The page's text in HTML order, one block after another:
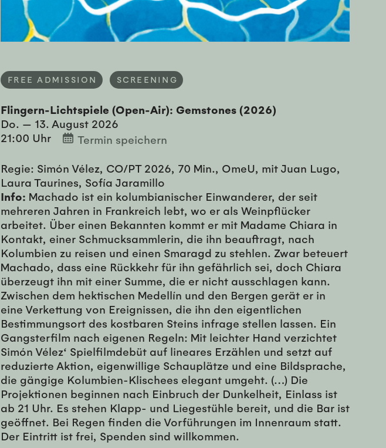
FREE ADMISSION SCREENING
Flingern-Lichtspiele (Open-Air): Gemstones (2026)
Do. — 13. August 2026
21:00 Uhr
Termin speichern
Regie: Simón Vélez, CO/PT 2026, 70 Min., OmeU, mit Juan Lugo,
Laura Taurines, Sofía Jaramillo
Info: Machado ist ein kolumbianischer Einwanderer, der seit
mehreren Jahren in Frankreich lebt, wo er als Weinpflücker
arbeitet. Über einen Bekannten kommt er mit Madame Chiara in
Kontakt, einer Schmucksammlerin, die ihn beauftragt, nach
Kolumbien zu reisen und einen Smaragd zu stehlen. Zwar beteuert
Machado, dass eine Rückkehr für ihn gefährlich sei, doch Chiara
überzeugt ihn mit einer Summe, die er nicht ausschlagen kann.
Zwischen dem hektischen Medellín und den Bergen gerät er in
eine Verkettung von Ereignissen, die ihn den eigentlichen
Bestimmungsort des kostbaren Steins infrage stellen lassen. Ein
Gangsterfilm nach eigenen Regeln: Mit leichter Hand verzichtet
Simón Vélez‘ Spielfilmdebüt auf lineares Erzählen und setzt auf
reduzierte Aktion, eigenwillige Schauplätze und eine Bildsprache,
die gängige Kolumbien-Klischees elegant umgeht. (…) Die
Projektionen beginnen nach Einbruch der Dunkelheit, Einlass ist
ab 21 Uhr. Es stehen Klapp- und Liegestühle bereit, und die Bar ist
geöffnet. Bei Regen finden die Vorführungen im Innenraum statt.
Der Eintritt ist frei, Spenden sind willkommen.